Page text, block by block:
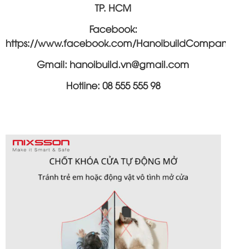
TP. HCM
Facebook:
https://www.facebook.com/
Gmail: hanoibuild.vn@gmail.com
Hotline: 08 555 555 98